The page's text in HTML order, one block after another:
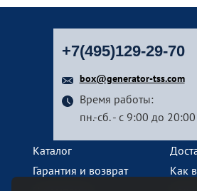
+7(495)129-29-70
box@generator-tss.com
Время работы:
пн.-сб. - с 9:00 до 20:00
Каталог
Гарантия и возврат
Как